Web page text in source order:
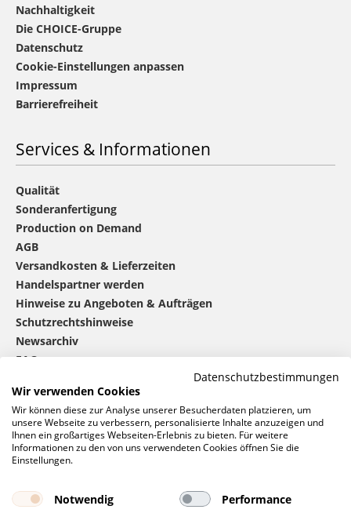
Nachhaltigkeit
Die CHOICE-Gruppe
Datenschutz
Cookie-Einstellungen anpassen
Impressum
Barrierefreiheit
Services & Informationen
Qualität
Sonderanfertigung
Production on Demand
AGB
Versandkosten & Lieferzeiten
Handelspartner werden
Hinweise zu Angeboten & Aufträgen
Schutzrechtshinweise
Newsarchiv
FAQ
mbw®kontaktieren
0 46 06 / 94 02 - 0
Rufen Sie uns an
Anfrage
Datenschutzbestimmungen
Wir verwenden Cookies
Wir können diese zur Analyse unserer Besucherdaten platzieren, um
unsere Webseite zu verbessern, personalisierte Inhalte anzuzeigen und
Ihnen ein großartiges Webseiten-Erlebnis zu bieten. Für weitere
Informationen zu den von uns verwendeten Cookies öffnen Sie die
Einstellungen.
Notwendig Performance